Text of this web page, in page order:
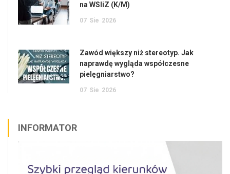
na WSIiZ (K/M)
07 Sie 2026
Zawód większy niż stereotyp. Jak
naprawdę wygląda współczesne
pielęgniarstwo?
07 Sie 2026
INFORMATOR